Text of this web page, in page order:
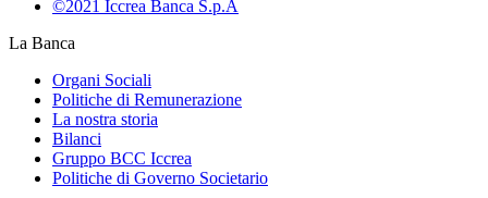
©2021 Iccrea Banca S.p.A
La Banca
Organi Sociali
Politiche di Remunerazione
La nostra storia
Bilanci
Gruppo BCC Iccrea
Politiche di Governo Societario